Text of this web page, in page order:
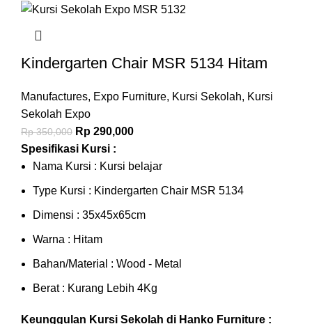
Kindergarten Chair MSR 5134 Hitam
Manufactures, Expo Furniture, Kursi Sekolah, Kursi
Sekolah Expo
Rp350,000 Rp 290,000
Spesifikasi Kursi :
Nama Kursi : Kursi belajar
Type Kursi : Kindergarten Chair MSR 5134
Dimensi : 35x45x65cm
Warna : Hitam
Bahan/Material : Wood - Metal
Berat : Kurang Lebih 4Kg
Keunggulan Kursi Sekolah di Hanko Furniture :